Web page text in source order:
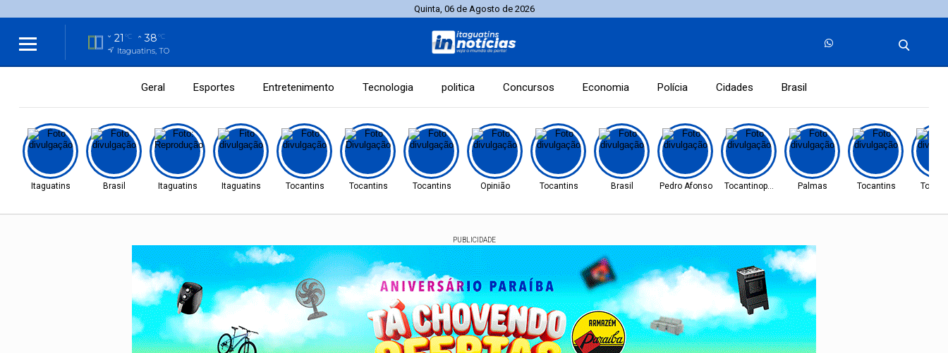
Quinta, 06 de Agosto de 2026
21 °C 38°C
Itaguatins, TO
Geral Esportes Entretenimento Tecnologia politica Concursos Economia Polícia Cidades Brasil
Itaguatins Brasil Itaguatins Itaguatins Tocantins Tocantins Tocantins Opinião Tocantins Brasil Pedro Afonso Tocantinopolis Palmas Tocantins
PUBLICIDADE